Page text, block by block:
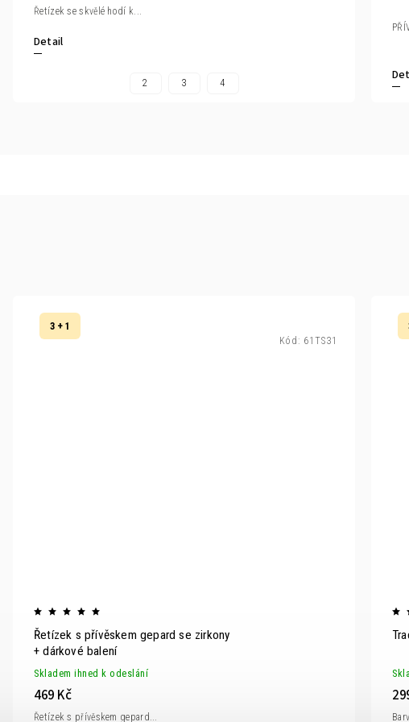
Detail
Řetízek se skvělé hodí k...
2 3 4
3 + 1
Řetízek s přívěskem gepard se zirkony
+ dárkové balení
Skladem ihned k odeslání
469 Kč
Řetízek s přívěskem gepard...
Kód: 61TS31